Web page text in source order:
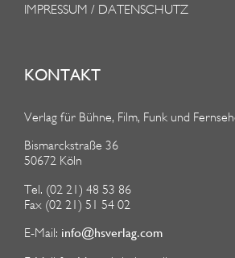
IMPRESSUM / DATENSCHUTZ
KONTAKT
Verlag für Bühne, Film, Funk und
Bismarckstraße 36
50672 Köln
Tel. (02 21) 48 53 86
Fax (02 21) 51 54 02
E-Mail: info@hsverlag.com